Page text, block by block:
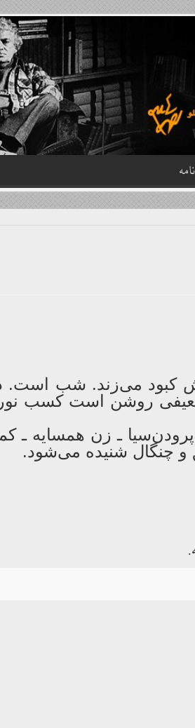
کبود می‌زند. شب است.
ضعیفی روشن است کسب
ـ زن همسایه ـ
و چنگال شنیده می‌شود.